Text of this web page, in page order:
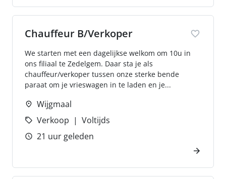
Chauffeur B/Verkoper
We starten met een dagelijkse welkom om 10u in
ons filiaal te Zedelgem. Daar sta je als
chauffeur/verkoper tussen onze sterke bende
paraat om je vrieswagen in te laden en je...
Wijgmaal
Verkoop
Voltijds
21 uur geleden